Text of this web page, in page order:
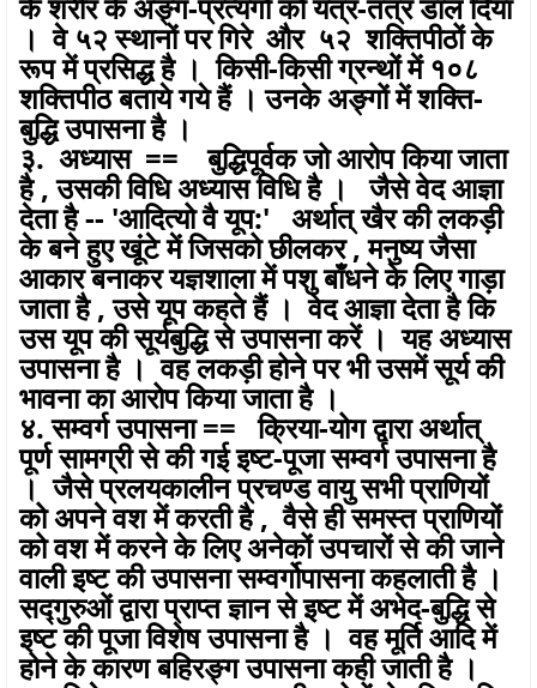
। वे ५२ स्थानों पर गिरे और ५२ शक्तिपीठों के
रूप में प्रसिद्ध है । किसी-किसी ग्रन्थों में १०८
शक्तिपीठ बताये गये हैं । उनके अङ्गों में शक्ति-
बुद्धि उपासना है ।
३. अध्यास == बुद्धिपूर्वक जो आरोप किया जाता
है , उसकी विधि अध्यास विधि है । जैसे वेद आज्ञा
देता है -- 'आदित्यो वै यूप:' अर्थात् खैर की लकड़ी
के बने हुए खूंटे में जिसको छीलकर , मनुष्य जैसा
आकार बनाकर यज्ञशाला में पशु बाँधने के लिए गाड़ा
जाता है , उसे यूप कहते हैं । वेद आज्ञा देता है कि
उस यूप की सूर्यबुद्धि से उपासना करें । यह अध्यास
उपासना है । वह लकड़ी होने पर भी उसमें सूर्य की
भावना का आरोप किया जाता है ।
४. सम्वर्ग उपासना == क्रिया-योग द्वारा अर्थात्
पूर्ण सामग्री से की गई इष्ट-पूजा सम्वर्ग उपासना है
। जैसे प्रलयकालीन प्रचण्ड वायु सभी प्राणियों
को अपने वश में करती है , वैसे ही समस्त प्राणियों
को वश में करने के लिए अनेकों उपचारों से की जाने
वाली इष्ट की उपासना सम्वर्गोपासना कहलाती है ।
सद्गुरुओं द्वारा प्राप्त ज्ञान से इष्ट में अभेद-बुद्धि से
इष्ट की पूजा विशेष उपासना है । वह मूर्ति आदि में
होने के कारण बहिरङ्ग उपासना कही जाती है ।